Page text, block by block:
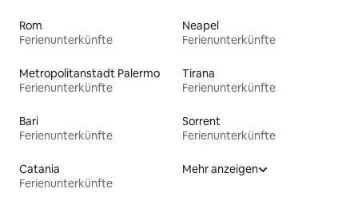
Rom
Ferienunterkünfte
Neapel
Ferienunterkünfte
Metropolitanstadt Palermo
Ferienunterkünfte
Tirana
Ferienunterkünfte
Bari
Ferienunterkünfte
Sorrent
Ferienunterkünfte
Catania
Ferienunterkünfte
Mehr anzeigen